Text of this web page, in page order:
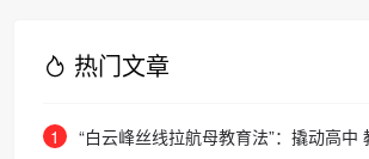
热门文章
1
“白云峰丝线拉航母教育法”：撬动高中